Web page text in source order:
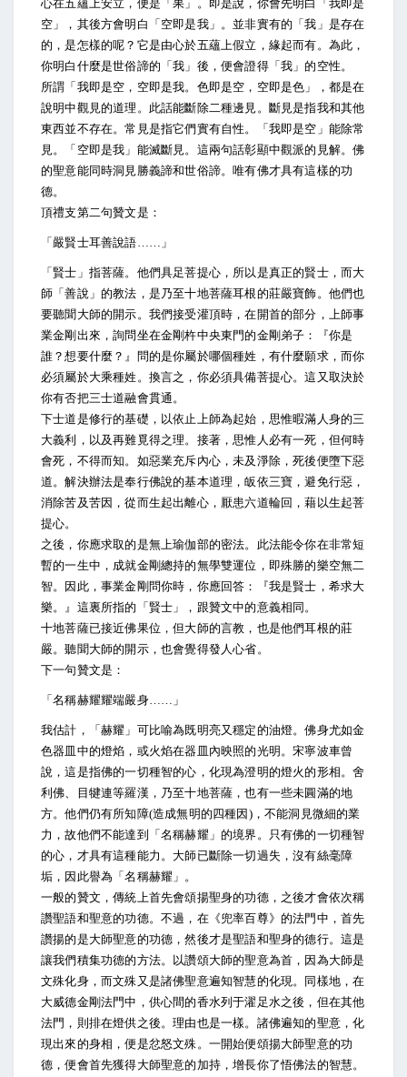
心在五蘊上安立，便是「果」。即是說，你會先明白「我即是
空」，其後方會明白「空即是我」。並非實有的「我」是存在
的，是怎樣的呢？它是由心於五蘊上假立，緣起而有。為此，
你明白什麼是世俗諦的「我」後，便會證得「我」的空性。
所謂「我即是空，空即是我。色即是空，空即是色」，都是在
說明中觀見的道理。此話能斷除二種邊見。斷見是指我和其他
東西並不存在。常見是指它們實有自性。「我即是空」能除常
見。「空即是我」能滅斷見。這兩句話彰顯中觀派的見解。佛
的聖意能同時洞見勝義諦和世俗諦。唯有佛才具有這樣的功
德。
頂禮支第二句贊文是：
「嚴賢士耳善說語……」
「賢士」指菩薩。他們具足菩提心，所以是真正的賢士，而大
師「善說」的教法，是乃至十地菩薩耳根的莊嚴寶飾。他們也
要聽聞大師的開示。我們接受灌頂時，在開首的部分，上師事
業金剛出來，詢問坐在金剛杵中央東門的金剛弟子：『你是
誰？想要什麼？』問的是你屬於哪個種姓，有什麼願求，而你
必須屬於大乘種姓。換言之，你必須具備菩提心。這又取決於
你有否把三士道融會貫通。
下士道是修行的基礎，以依止上師為起始，思惟暇滿人身的三
大義利，以及再難覓得之理。接著，思惟人必有一死，但何時
會死，不得而知。如惡業充斥內心，未及淨除，死後便墮下惡
道。解決辦法是奉行佛說的基本道理，皈依三寶，避免行惡，
消除苦及苦因，從而生起出離心，厭患六道輪回，藉以生起菩
提心。
之後，你應求取的是無上瑜伽部的密法。此法能令你在非常短
暫的一生中，成就金剛總持的無學雙運位，即殊勝的樂空無二
智。因此，事業金剛問你時，你應回答：『我是賢士，希求大
樂。』這裏所指的「賢士」，跟贊文中的意義相同。
十地菩薩已接近佛果位，但大師的言教，也是他們耳根的莊
嚴。聽聞大師的開示，也會覺得發人心省。
下一句贊文是：
「名稱赫耀耀端嚴身……」
我估計，「赫耀」可比喻為既明亮又穩定的油燈。佛身尤如金
色器皿中的燈焰，或火焰在器皿內映照的光明。宋寧波車曾
說，這是指佛的一切種智的心，化現為澄明的燈火的形相。舍
利佛、目犍連等羅漢，乃至十地菩薩，也有一些未圓滿的地
方。他們仍有所知障(造成無明的四種因)，不能洞見微細的業
力，故他們不能達到「名稱赫耀」的境界。只有佛的一切種智
的心，才具有這種能力。大師已斷除一切過失，沒有絲毫障
垢，因此譽為「名稱赫耀」。
一般的贊文，傳統上首先會頌揚聖身的功德，之後才會依次稱
讚聖語和聖意的功德。不過，在《兜率百尊》的法門中，首先
讚揚的是大師聖意的功德，然後才是聖語和聖身的德行。這是
讓我們積集功德的方法。以讚頌大師的聖意為首，因為大師是
文殊化身，而文殊又是諸佛聖意遍知智慧的化現。同樣地，在
大威德金剛法門中，供心間的香水列于濯足水之後，但在其他
法門，則排在燈供之後。理由也是一樣。諸佛遍知的聖意，化
現出來的身相，便是忿怒文殊。一開始便頌揚大師聖意的功
德，便會首先獲得大師聖意的加持，增長你了悟佛法的智慧。